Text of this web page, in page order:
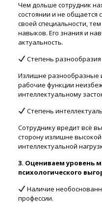
Чем дольше сотрудник
состоянии и не общается
своей специальности,
навыков. Его знания и
актуальность.
Степень
Излишне разнообразные
рабочие функции
интеллектуальному
Степень
Сотруднику вредит всё
сторону излишне
интеллектуальной
3. Оцениваем уровень
психологического
Наличие
профессии.